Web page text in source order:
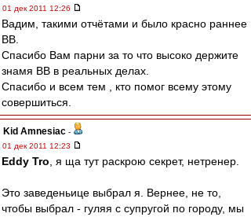
01 дек 2011 12:26
Вадим, такими отчётами и было красно раннее
ВВ.
Спасибо Вам парни за то что высоко держите
знамя ВВ в реальных делах.
Спасибо и всем тем , кто помог всему этому
совершиться.
Kid Amnesiac -
01 дек 2011 12:23
Eddy Tro , я ща тут раскрою секрет, нетренер.
Это заведеньице выбрал я. Вернее, не то,
чтобы выбрал - гуляя с супругой по городу, мы